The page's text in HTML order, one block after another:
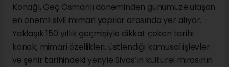
Konağı, Geç Osmanlı döneminden günümüze ulaşan
en önemli sivil mimari yapılar arasında yer alıyor.
Yaklaşık 150 yıllık geçmişiyle dikkat çeken tarihi
konak, mimari özellikleri, üstlendiği kamusal işlevler
ve şehir tarihindeki yeriyle Sivas’ın kültürel mirasının